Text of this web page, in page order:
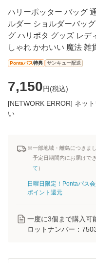
ハリーポッター バッグ
ルダー ショルダーバッ
グ ハリポタ グッズ レデ
しゃれ かわいい 魔法 雑
Pontaパス特典 サンキュー配送
7,150円(税込)
[NETWORK ERROR] ネッ
い
※一部地域・離島につきま
予定日期間内にお届けで
て ）
日曜日限定！Pontaパス
ポイント還元
一度に3個まで購入可
ロットナンバー：